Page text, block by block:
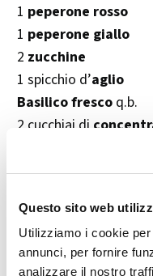
Questo sito web
Utilizziamo i cookie
annunci, per fornire
analizzare il nostro
1 peperone rosso
1 peperone giallo
2 zucchine
1 spicchio d’aglio
Basilico fresco q.b.
2 cucchiai di
Semi di cumino
Olio extravergine
Sale e pepeq.b.